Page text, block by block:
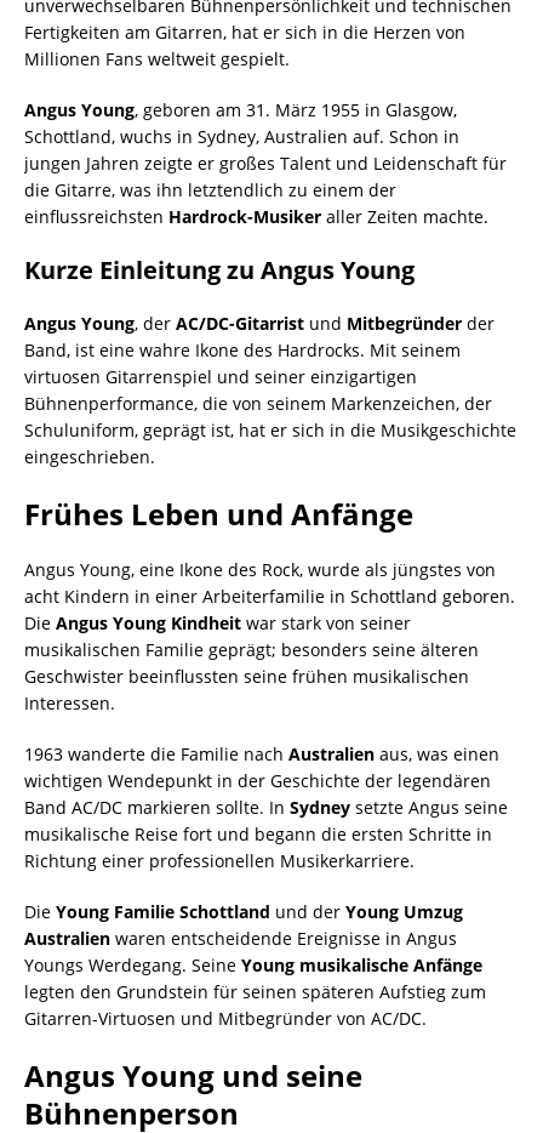
unverwechselbaren Bühnenpersönlichkeit und technischen
Fertigkeiten am Gitarren, hat er sich in die Herzen von
Millionen Fans weltweit gespielt.
Angus Young, geboren am 31. März 1955 in Glasgow,
Schottland, wuchs in Sydney, Australien auf. Schon in
jungen Jahren zeigte er großes Talent und Leidenschaft für
die Gitarre, was ihn letztendlich zu einem der
einflussreichsten Hardrock-Musiker aller Zeiten machte.
Kurze Einleitung zu Angus Young
Angus Young, der AC/DC-Gitarrist und Mitbegründer der
Band, ist eine wahre Ikone des Hardrocks. Mit seinem
virtuosen Gitarrenspiel und seiner einzigartigen
Bühnenperformance, die von seinem Markenzeichen, der
Schuluniform, geprägt ist, hat er sich in die Musikgeschichte
eingeschrieben.
Frühes Leben und Anfänge
Angus Young, eine Ikone des Rock, wurde als jüngstes von
acht Kindern in einer Arbeiterfamilie in Schottland geboren.
Die Angus Young Kindheit war stark von seiner
musikalischen Familie geprägt; besonders seine älteren
Geschwister beeinflussten seine frühen musikalischen
Interessen.
1963 wanderte die Familie nach Australien aus, was einen
wichtigen Wendepunkt in der Geschichte der legendären
Band AC/DC markieren sollte. In Sydney setzte Angus seine
musikalische Reise fort und begann die ersten Schritte in
Richtung einer professionellen Musikerkarriere.
Die Young Familie Schottland und der Young Umzug
Australien waren entscheidende Ereignisse in Angus
Youngs Werdegang. Seine Young musikalische Anfänge
legten den Grundstein für seinen späteren Aufstieg zum
Gitarren-Virtuosen und Mitbegründer von AC/DC.
Angus Young und seine
Bühnenperson